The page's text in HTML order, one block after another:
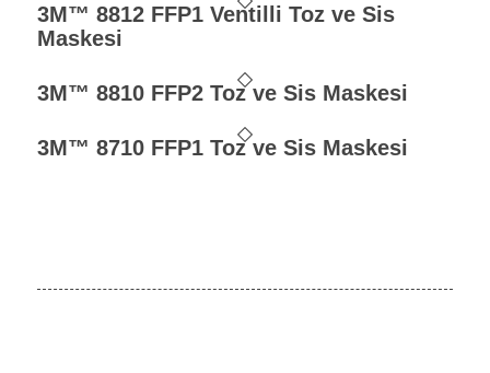
3M™ 8812 FFP1 Ventilli Toz ve Sis
Maskesi
3M™ 8810 FFP2 Toz ve Sis Maskesi
3M™ 8710 FFP1 Toz ve Sis Maskesi